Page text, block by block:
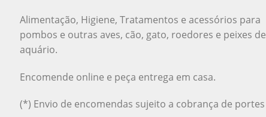
Alimentação, Higiene, Tratamentos e acessórios para
pombos e outras aves, cão, gato, roedores e peixes de
aquário.
Encomende online e peça entrega em casa.
(*) Envio de encomendas sujeito a cobrança de portes